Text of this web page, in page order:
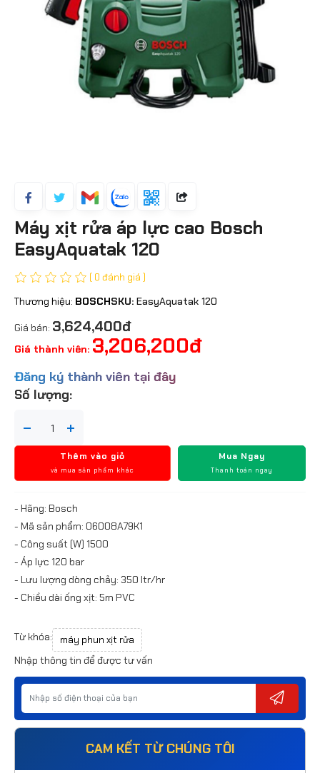
Máy xịt rửa áp lực cao Bosch
EasyAquatak 120
( 0 đánh giá )
Thương hiệu: BOSCHSKU: EasyAquatak 120
Giá bán: 3,624,400đ
Giá thành viên: 3,206,200đ
Đăng ký thành viên tại đây
Số lượng:
Thêm vào giỏ
và mua sản phẩm khác
Mua Ngay
Thanh toán ngay
- Hãng: Bosch
- Mã sản phẩm: 06008A79K1
- Công suất (W) 1500
- Áp lực 120 bar
- Lưu lượng dòng chảy: 350 ltr/hr
- Chiều dài ống xịt: 5m PVC
Từ khóa: máy phun xịt rửa
Nhập thông tin để được tư vấn
CAM KẾT TỪ CHÚNG TÔI